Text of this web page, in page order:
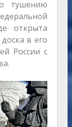
тушению
открыта
в его
России с